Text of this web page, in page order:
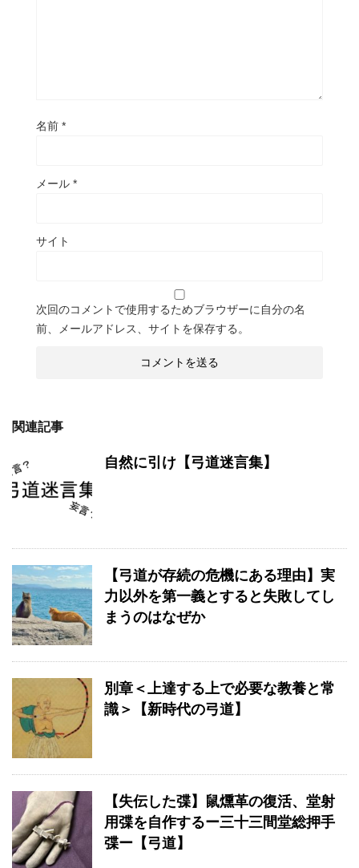
名前 *
メール *
サイト
次回のコメントで使用するためブラウザーに自分の名
前、メールアドレス、サイトを保存する。
関連記事
自然に引け【弓道迷言集】
【弓道が存続の危機にある理由】実
力以外を第一義とすると失敗してし
まうのはなぜか
別章＜上達する上で必要な教養と常
識＞【新時代の弓道】
【失伝した弽】鼠燻革の復活、堂射
用弽を自作するー三十三間堂総押手
弽ー【弓道】